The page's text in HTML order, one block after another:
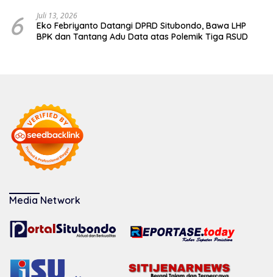
6 Juli 13, 2026
Eko Febriyanto Datangi DPRD Situbondo, Bawa LHP
BPK dan Tantang Adu Data atas Polemik Tiga RSUD
Media Network